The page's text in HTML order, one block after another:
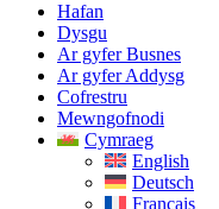
Hafan
Dysgu
Ar gyfer Busnes
Ar gyfer Addysg
Cofrestru
Mewngofnodi
Cymraeg
English
Deutsch
Français